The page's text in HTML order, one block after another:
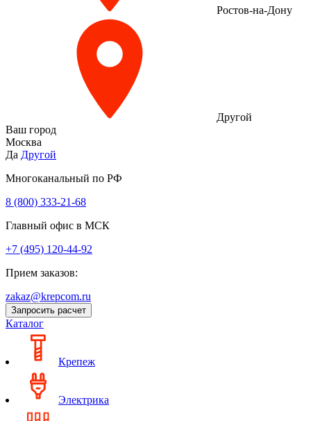
Ростов-на-Дону
Другой
Ваш город
Москва
Да Другой
Многоканальный по РФ
8 (800) 333‑21-68
Главный офис в МСК
+7 (495) 120-44-92
Прием заказов:
zakaz@krepcom.ru
Запросить расчет
Каталог
Крепеж
Электрика